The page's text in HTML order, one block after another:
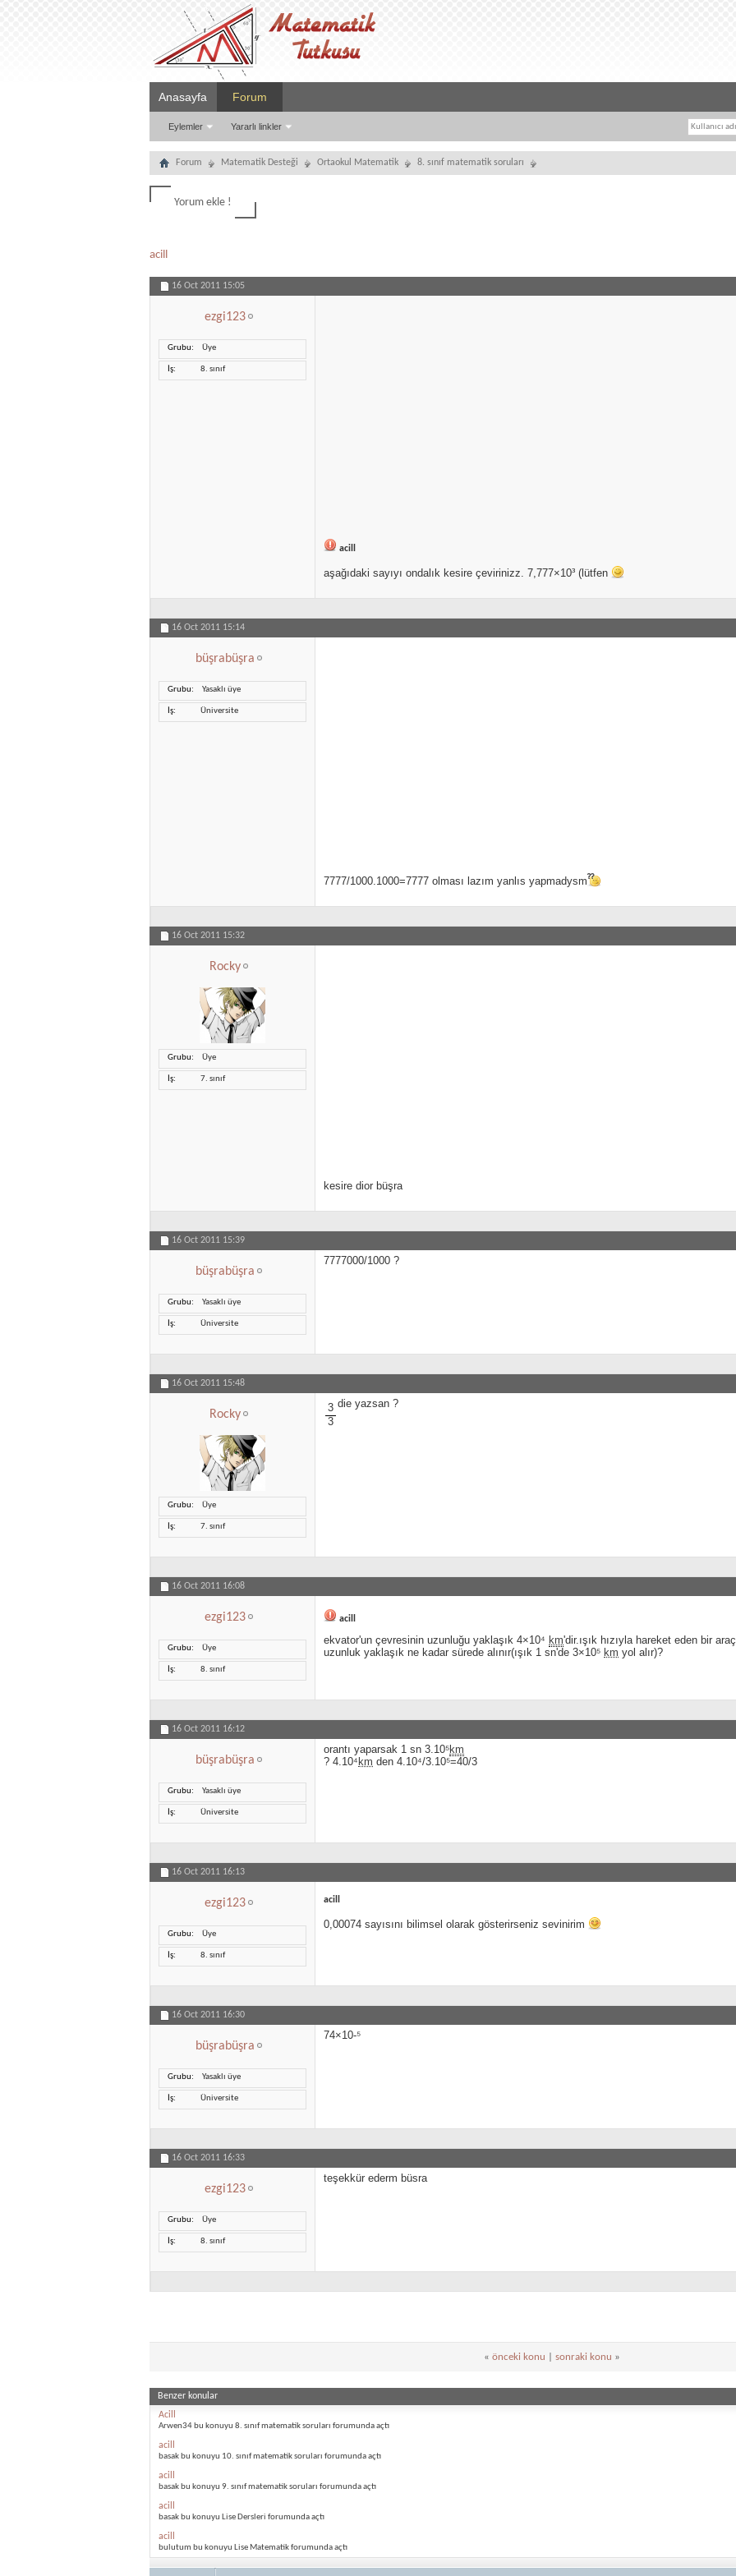
Anasayfa Forum
Eylemler Yararlı linkler
Forum Matematik Desteği Ortaokul Matematik 8. sınıf matematik soruları
Yorum ekle !
acill
16 Oct 2011 15:05
ezgi123
Grubu Üye
İş 8. sınıf
acill
aşağıdaki sayıyı ondalık kesire çevirinizz. 7,777×10³ (lütfen
16 Oct 2011 15:14
büşrabüşra
Grubu Yasaklı üye
İş Üniversite
7777/1000.1000=7777 olması lazım yanlıs yapmadysm
16 Oct 2011 15:32
Rocky
Grubu Üye
İş 7. sınıf
kesire dior büşra
16 Oct 2011 15:39
büşrabüşra
Grubu Yasaklı üye
İş Üniversite
7777000/1000 ?
16 Oct 2011 15:48
Rocky
Grubu Üye
İş 7. sınıf
3
3
die yazsan ?
16 Oct 2011 16:08
ezgi123
Grubu Üye
İş 8. sınıf
acill
ekvator'un çevresinin uzunluğu yaklaşık 4×10⁴ km'dir.ışık hızıyla hareket eden bir
uzunluk yaklaşık ne kadar sürede alınır(ışık 1 sn'de 3×10⁵ km yol alır)?
16 Oct 2011 16:12
büşrabüşra
Grubu Yasaklı üye
İş Üniversite
orantı yaparsak 1 sn 3.10⁵km
? 4.10⁴ km den 4.10⁴/3.10⁵=40/3
16 Oct 2011 16:13
ezgi123
Grubu Üye
İş 8. sınıf
acill
0,00074 sayısını bilimsel olarak gösterirseniz sevinirim
16 Oct 2011 16:30
büşrabüşra
Grubu Yasaklı üye
İş Üniversite
74×10-⁵
16 Oct 2011 16:33
ezgi123
Grubu Üye
İş 8. sınıf
teşekkür ederm büsra
« önceki konu sonraki konu »
Benzer konular
Acill
Arwen34 bu konuyu 8. sınıf matematik soruları forumunda açtı
acill
basak bu konuyu 10. sınıf matematik soruları forumunda açtı
acill
basak bu konuyu 9. sınıf matematik soruları forumunda açtı
acill
basak bu konuyu Lise Dersleri forumunda açtı
acill
bulutum bu konuyu Lise Matematik forumunda açtı